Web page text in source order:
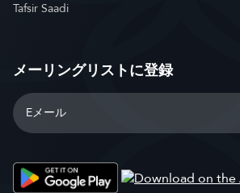
Tafsir Saadi
メーリングリストに登録